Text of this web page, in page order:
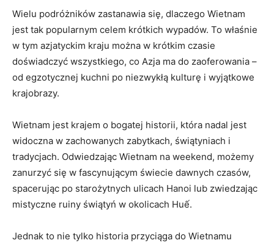
Wielu ⁣podróżników zastanawia⁣ się, dlaczego Wietnam
jest tak popularnym celem ‌krótkich wypadów. To właśnie
w tym azjatyckim kraju można w krótkim czasie
doświadczyć wszystkiego, co Azja ma do zaoferowania ⁤–​
od⁢ egzotycznej kuchni po ⁣niezwykłą kulturę i ‌wyjątkowe
krajobrazy.
Wietnam jest⁢ krajem⁢ o bogatej‍ historii,‌ która ​nadal ⁤jest
widoczna ⁤w⁤ zachowanych zabytkach, ⁤świątyniach i
tradycjach. Odwiedzając Wietnam na weekend, możemy
zanurzyć się w⁤ fascynującym⁤ świecie dawnych czasów,
spacerując po​ starożytnych ulicach ⁣Hanoi⁣ lub zwiedzając
mistyczne ruiny świątyń w okolicach‍ Huế.
Jednak to nie tylko historia przyciąga do⁢ Wietnamu ​